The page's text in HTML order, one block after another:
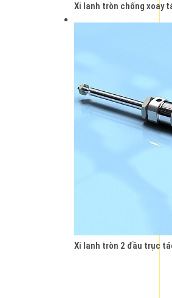
Xi lanh tròn chống xoay
Xi lanh tròn 2 đầu trục